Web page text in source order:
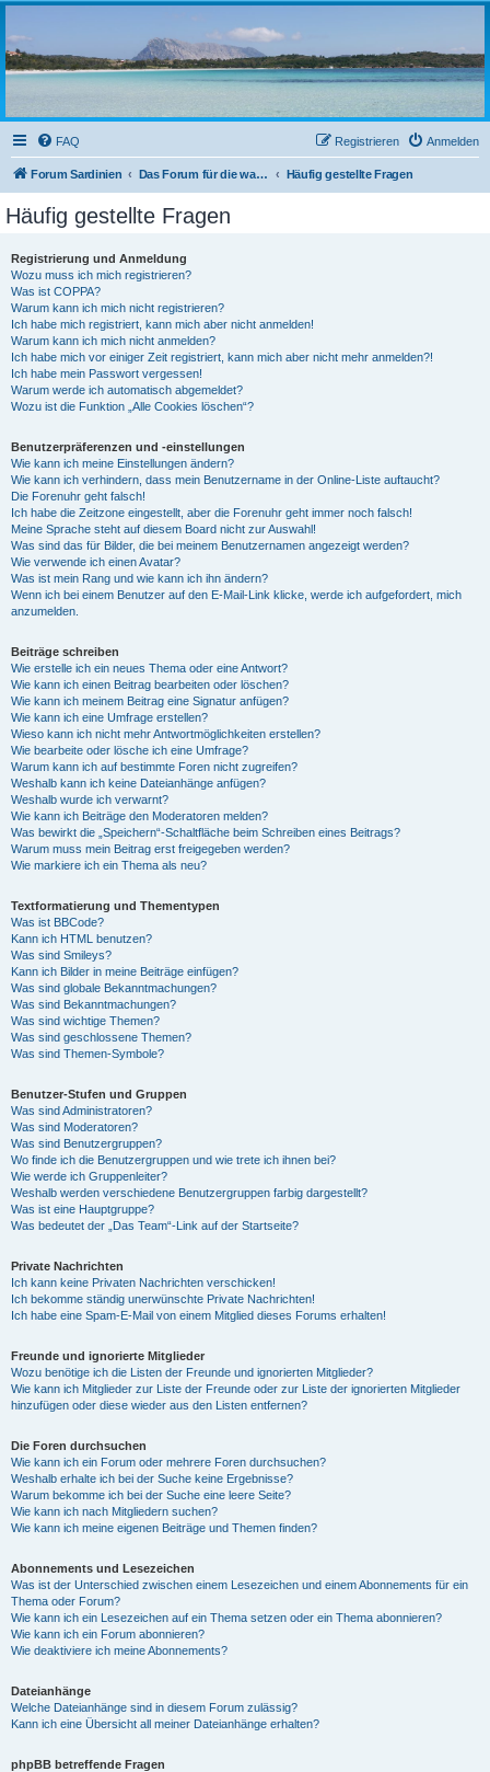
sardinien-forum.org
Das Forum der Freunde Sardiniens
FAQ Anmelden
Registrieren
Forum Sardinien Das Forum für die wahren Freunde Sardiniens.. Häufig gestellte Fragen
Häufig gestellte Fragen
Registrierung und Anmeldung
Wozu muss ich mich registrieren?
Was ist COPPA?
Warum kann ich mich nicht registrieren?
Ich habe mich registriert, kann mich aber nicht anmelden!
Warum kann ich mich nicht anmelden?
Ich habe mich vor einiger Zeit registriert, kann mich aber nicht mehr anmelden?!
Ich habe mein Passwort vergessen!
Warum werde ich automatisch abgemeldet?
Wozu ist die Funktion „Alle Cookies löschen“?
Benutzerpräferenzen und -einstellungen
Wie kann ich meine Einstellungen ändern?
Wie kann ich verhindern, dass mein Benutzername in der Online-Liste auftaucht?
Die Forenuhr geht falsch!
Ich habe die Zeitzone eingestellt, aber die Forenuhr geht immer noch falsch!
Meine Sprache steht auf diesem Board nicht zur Auswahl!
Was sind das für Bilder, die bei meinem Benutzernamen angezeigt werden?
Wie verwende ich einen Avatar?
Was ist mein Rang und wie kann ich ihn ändern?
Wenn ich bei einem Benutzer auf den E-Mail-Link klicke, werde ich aufgefordert, mich
anzumelden.
Beiträge schreiben
Wie erstelle ich ein neues Thema oder eine Antwort?
Wie kann ich einen Beitrag bearbeiten oder löschen?
Wie kann ich meinem Beitrag eine Signatur anfügen?
Wie kann ich eine Umfrage erstellen?
Wieso kann ich nicht mehr Antwortmöglichkeiten erstellen?
Wie bearbeite oder lösche ich eine Umfrage?
Warum kann ich auf bestimmte Foren nicht zugreifen?
Weshalb kann ich keine Dateianhänge anfügen?
Weshalb wurde ich verwarnt?
Wie kann ich Beiträge den Moderatoren melden?
Was bewirkt die „Speichern“-Schaltfläche beim Schreiben eines Beitrags?
Warum muss mein Beitrag erst freigegeben werden?
Wie markiere ich ein Thema als neu?
Textformatierung und Thementypen
Was ist BBCode?
Kann ich HTML benutzen?
Was sind Smileys?
Kann ich Bilder in meine Beiträge einfügen?
Was sind globale Bekanntmachungen?
Was sind Bekanntmachungen?
Was sind wichtige Themen?
Was sind geschlossene Themen?
Was sind Themen-Symbole?
Benutzer-Stufen und Gruppen
Was sind Administratoren?
Was sind Moderatoren?
Was sind Benutzergruppen?
Wo finde ich die Benutzergruppen und wie trete ich ihnen bei?
Wie werde ich Gruppenleiter?
Weshalb werden verschiedene Benutzergruppen farbig dargestellt?
Was ist eine Hauptgruppe?
Was bedeutet der „Das Team“-Link auf der Startseite?
Private Nachrichten
Ich kann keine Privaten Nachrichten verschicken!
Ich bekomme ständig unerwünschte Private Nachrichten!
Ich habe eine Spam-E-Mail von einem Mitglied dieses Forums erhalten!
Freunde und ignorierte Mitglieder
Wozu benötige ich die Listen der Freunde und ignorierten Mitglieder?
Wie kann ich Mitglieder zur Liste der Freunde oder zur Liste der ignorierten Mitglieder
hinzufügen oder diese wieder aus den Listen entfernen?
Die Foren durchsuchen
Wie kann ich ein Forum oder mehrere Foren durchsuchen?
Weshalb erhalte ich bei der Suche keine Ergebnisse?
Warum bekomme ich bei der Suche eine leere Seite?
Wie kann ich nach Mitgliedern suchen?
Wie kann ich meine eigenen Beiträge und Themen finden?
Abonnements und Lesezeichen
Was ist der Unterschied zwischen einem Lesezeichen und einem Abonnements für ein
Thema oder Forum?
Wie kann ich ein Lesezeichen auf ein Thema setzen oder ein Thema abonnieren?
Wie kann ich ein Forum abonnieren?
Wie deaktiviere ich meine Abonnements?
Dateianhänge
Welche Dateianhänge sind in diesem Forum zulässig?
Kann ich eine Übersicht all meiner Dateianhänge erhalten?
phpBB betreffende Fragen